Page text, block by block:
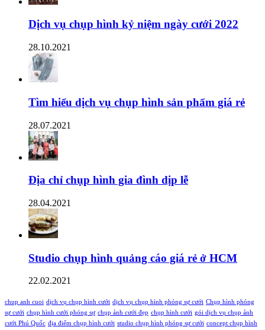
Dịch vụ chụp hình kỷ niệm ngày cưới 2022
28.10.2021
Tìm hiểu dịch vụ chụp hình sản phẩm giá rẻ
28.07.2021
Địa chỉ chụp hình gia đình dịp lễ
28.04.2021
Studio chụp hình quảng cáo giá rẻ ở HCM
22.02.2021
chup anh cuoi dịch vụ chụp hình cưới dịch vụ chụp hình phóng sự cưới Chụp hình phóng
sự cưới chụp hình cưới phóng sự chụp ảnh cưới đẹp chụp hình cưới gói dịch vụ chụp ảnh
cưới Phú Quốc địa điểm chụp hình cưới studio chụp hình phóng sự cưới concept chụp hình